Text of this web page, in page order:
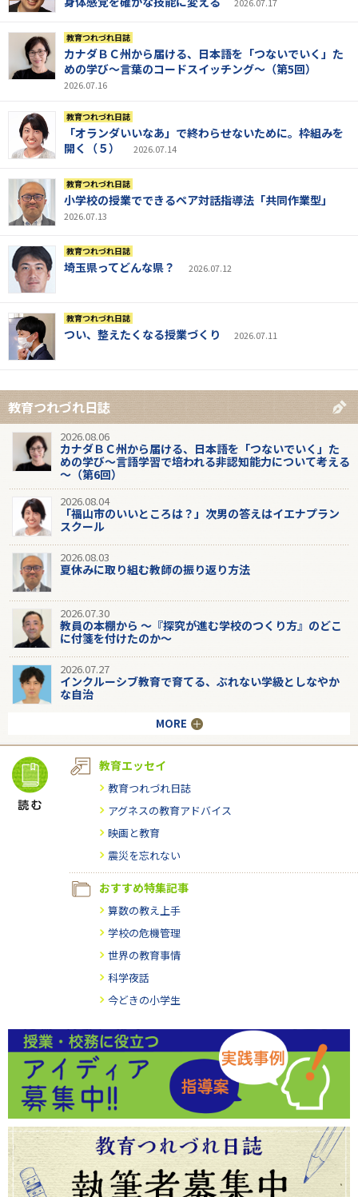
教育つれづれ日誌
カナダＢＣ州から届ける、日本語を「つないでいく」た
めの学び～言葉のコードスイッチング～（第5回）
2026.07.16
教育つれづれ日誌
「オランダいいなあ」で終わらせないために。枠組みを
開く（５）
2026.07.14
教育つれづれ日誌
小学校の授業でできるペア対話指導法「共同作業型」
2026.07.13
教育つれづれ日誌
埼玉県ってどんな県？ 2026.07.12
教育つれづれ日誌
つい、整えたくなる授業づくり 2026.07.11
教育つれづれ日誌
2026.08.06
カナダＢＣ州から届ける、日本語を「つないでいく」た
めの学び～言語学習で培われる非認知能力について考える
～（第6回）
2026.08.04
「福山市のいいところは？」次男の答えはイエナプラン
スクール
2026.08.03
夏休みに取り組む教師の振り返り方法
2026.07.30
教員の本棚から 〜『探究が進む学校のつくり方』のどこ
に付箋を付けたのか〜
2026.07.27
インクルーシブ教育で育てる、ぶれない学級としなやか
な自治
MORE
教育エッセイ
教育つれづれ日誌
アグネスの教育アドバイス
映画と教育
震災を忘れない
おすすめ特集記事
算数の教え上手
学校の危機管理
世界の教育事情
科学夜話
今どきの小学生